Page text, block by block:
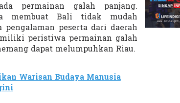
permainan galah panjang.
membuat Bali tidak mudah
pengalaman peserta dari daerah
peristiwa permainan galah
dapat melumpuhkan Riau.
Warisan Budaya Manusia